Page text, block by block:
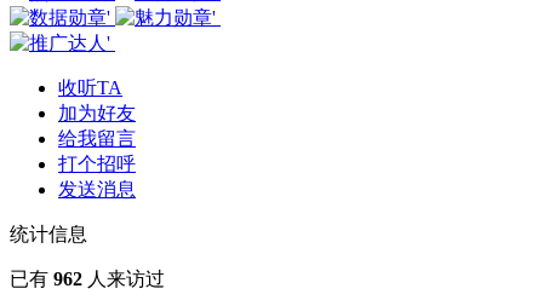
收听TA
加为好友
给我留言
打个招呼
发送消息
统计信息
已有 962 人来访过